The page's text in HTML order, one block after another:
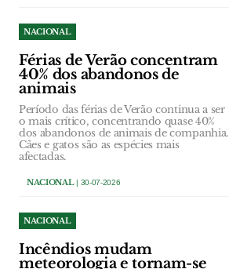
NACIONAL
Férias de Verão concentram
40% dos abandonos de
animais
Período das férias de Verão continua a ser
o mais crítico, concentrando quase 40%
dos abandonos de animais de companhia.
Cães e gatos são as espécies mais
afectadas.
NACIONAL| 30-07-2026
NACIONAL
Incêndios mudam
meteorologia e tornam-se